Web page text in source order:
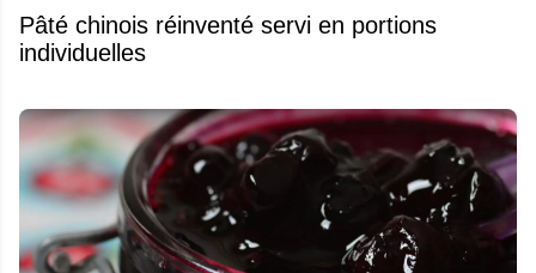
Pâté chinois réinventé servi en portions
individuelles